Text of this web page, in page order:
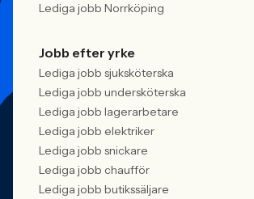
Lediga jobb Norrköping
Jobb efter yrke
Lediga jobb sjuksköterska
Lediga jobb undersköterska
Lediga jobb lagerarbetare
Lediga jobb elektriker
Lediga jobb snickare
Lediga jobb chaufför
Lediga jobb butikssäljare